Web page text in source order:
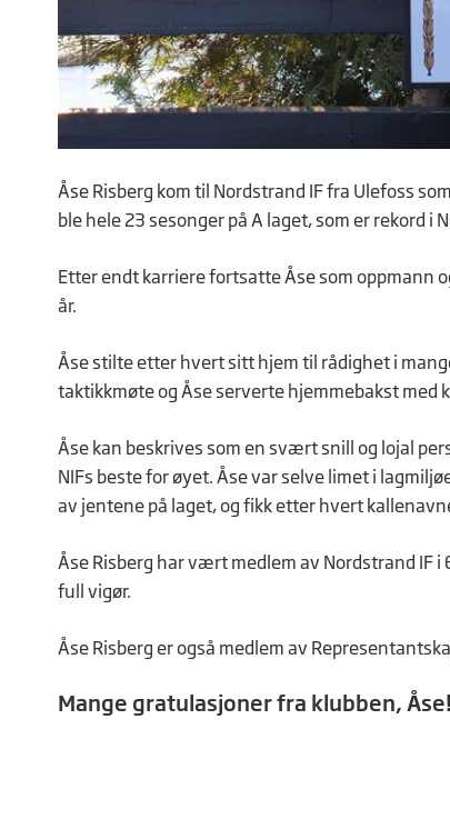
Åse Risberg kom til Nordstrand IF fra Ulefoss
ble hele 23 sesonger på A laget, som er rekord i
Etter endt karriere fortsatte Åse som oppmann
år.
Åse stilte etter hvert sitt hjem til rådighet i
taktikkmøte og Åse serverte hjemmebakst med
Åse kan beskrives som en svært snill og lojal
NIFs beste for øyet. Åse var selve limet i
av jentene på laget, og fikk etter hvert
Åse Risberg har vært medlem av Nordstrand IF
full vigør.
Åse Risberg er også medlem av
Mange gratulasjoner fra klubben, Åse!